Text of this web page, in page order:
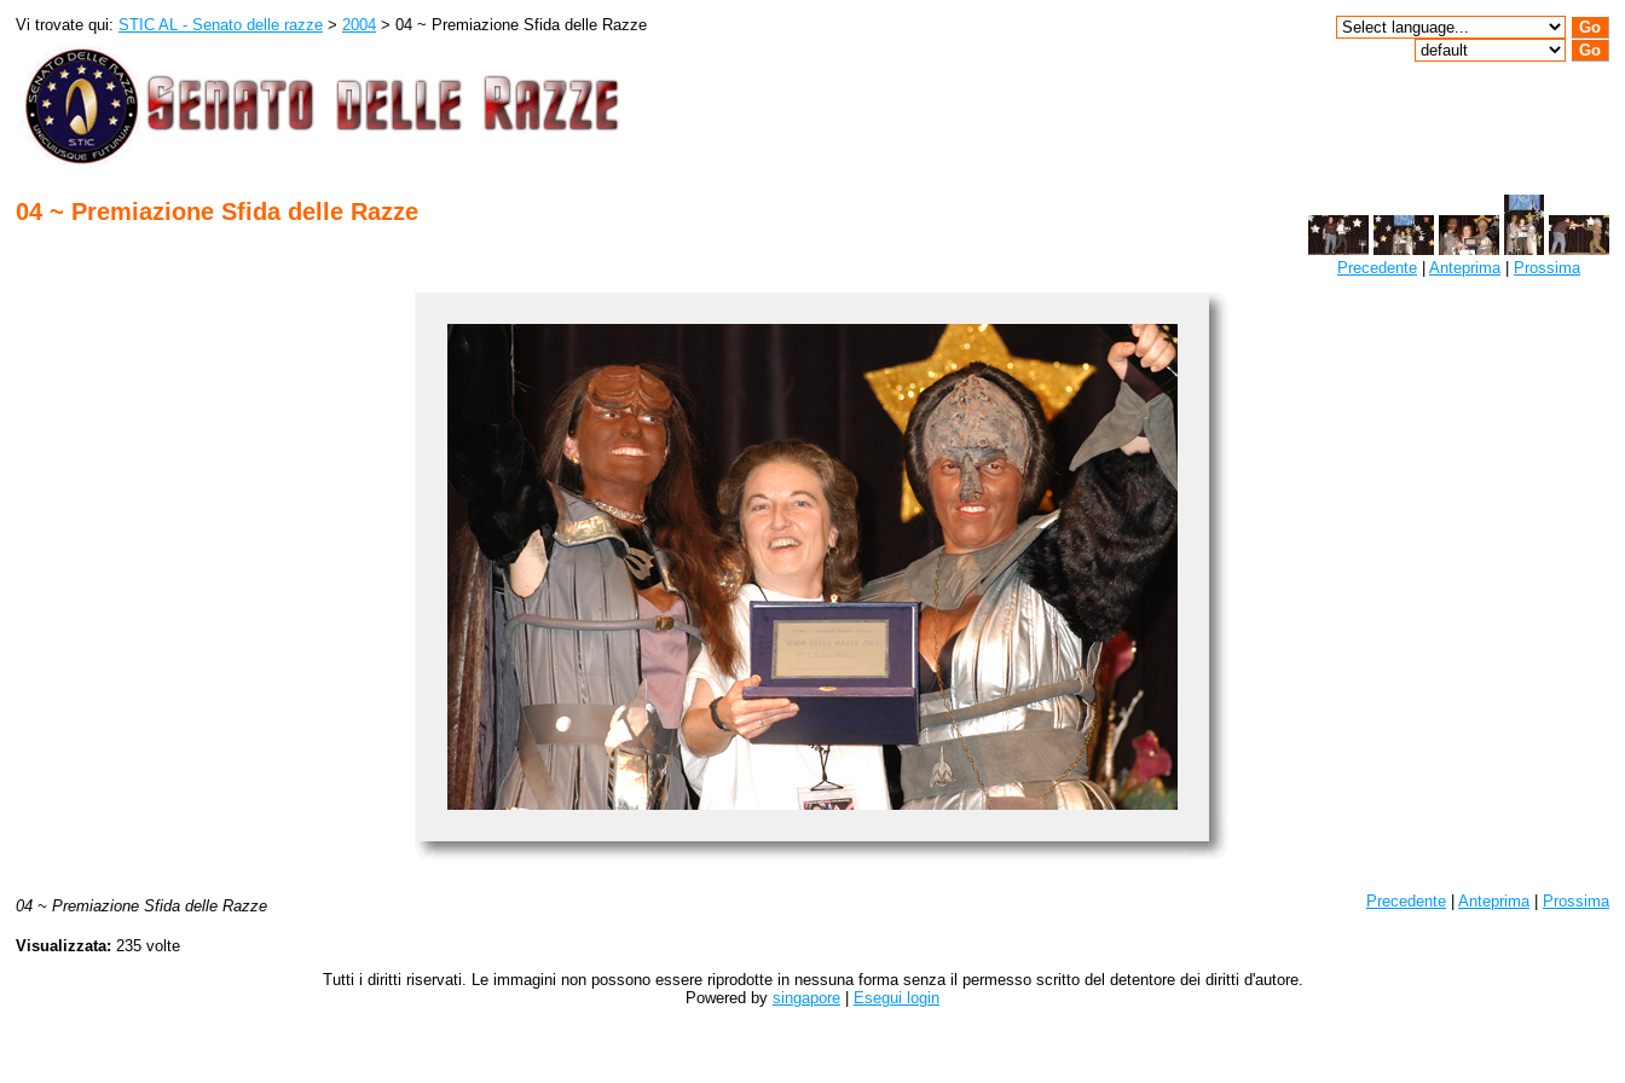
Vi trovate qui: STIC AL - Senato delle razze > 2004 > 04 ~ Premiazione Sfida delle Razze
Precedente Anteprima| Prossima
04 ~ Premiazione Sfida delle Razze
Precedente Anteprima| Prossima
04 ~ Premiazione Sfida delle Razze
Visualizzata: 235 volte
Tutti i diritti riservati. Le immagini non possono essere riprodotte in nessuna forma senza il permesso scritto del detentore dei diritti d'autore.
Powered by singapore | Esegui login